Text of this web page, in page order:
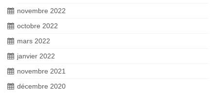
novembre 2022
octobre 2022
mars 2022
janvier 2022
novembre 2021
décembre 2020